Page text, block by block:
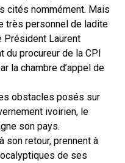
cités nommément. Mais
très personnel de ladite
Président Laurent
du procureur de la CPI
la chambre d’appel de
obstacles posés sur
ivoirien, le
son pays.
son retour, prennent à
de ses